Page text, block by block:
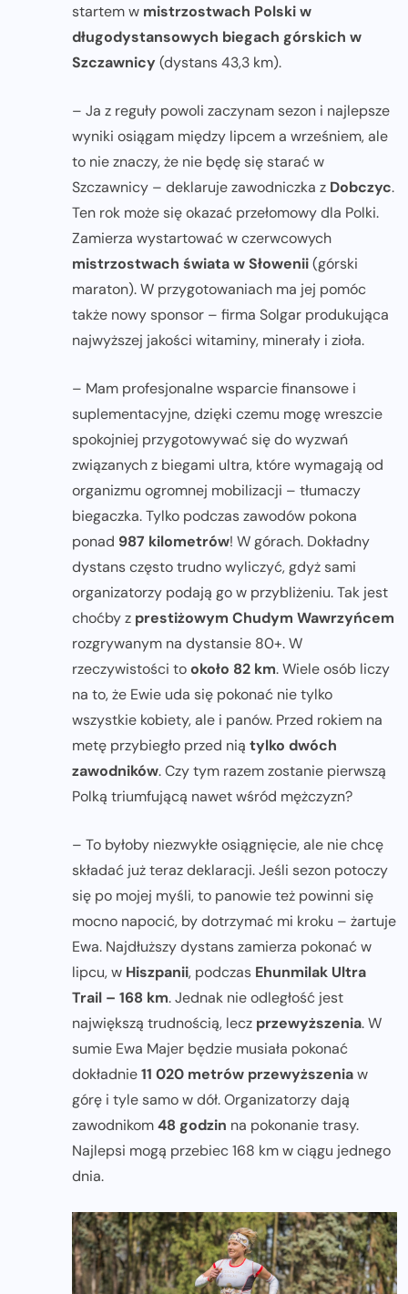
startem w mistrzostwach Polski w
długodystansowych biegach górskich w
Szczawnicy (dystans 43,3 km).
– Ja z reguły powoli zaczynam sezon i najlepsze
wyniki osiągam między lipcem a wrześniem, ale
to nie znaczy, że nie będę się starać w
Szczawnicy – deklaruje zawodniczka z Dobczyc.
Ten rok może się okazać przełomowy dla Polki.
Zamierza wystartować w czerwcowych
mistrzostwach świata w Słowenii(górski
maraton). W przygotowaniach ma jej pomóc
także nowy sponsor – firma Solgar produkująca
najwyższej jakości witaminy, minerały i zioła.
– Mam profesjonalne wsparcie finansowe i
suplementacyjne, dzięki czemu mogę wreszcie
spokojniej przygotowywać się do wyzwań
związanych z biegami ultra, które wymagają od
organizmu ogromnej mobilizacji – tłumaczy
biegaczka. Tylko podczas zawodów pokona
ponad 987 kilometrów! W górach. Dokładny
dystans często trudno wyliczyć, gdyż sami
organizatorzy podają go w przybliżeniu. Tak jest
choćby z prestiżowym Chudym Wawrzyńcem
rozgrywanym na dystansie 80+. W
rzeczywistości tookoło 82 km. Wiele osób liczy
na to, że Ewie uda się pokonać nie tylko
wszystkie kobiety, ale i panów. Przed rokiem na
metę przybiegło przed nią tylko dwóch
zawodników. Czy tym razem zostanie pierwszą
Polką triumfującą nawet wśród mężczyzn?
– To byłoby niezwykłe osiągnięcie, ale nie chcę
składać już teraz deklaracji. Jeśli sezon potoczy
się po mojej myśli, to panowie też powinni się
mocno napocić, by dotrzymać mi kroku – żartuje
Ewa. Najdłuższy dystans zamierza pokonać w
lipcu, w Hiszpanii, podczas Ehunmilak Ultra
Trail – 168 km. Jednak nie odległość jest
największą trudnością, lecz przewyższenia. W
sumie Ewa Majer będzie musiała pokonać
dokładnie11 020 metrów przewyższeniaw
górę i tyle samo w dół. Organizatorzy dają
zawodnikom48 godzin na pokonanie trasy.
Najlepsi mogą przebiec 168 km w ciągu jednego
dnia.